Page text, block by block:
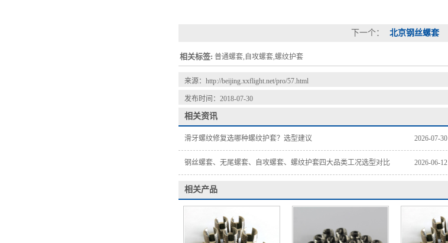
下一个： 北京钢丝螺套
相关标签: 普通螺套,自攻螺套,螺纹护套
来源： http://beijing.xxflight.net/pro/57.html
发布时间：2018-07-30
相关资讯
2026-07-30
滑牙螺纹修复选哪种螺纹护套？选型建议
2026-06-12
钢丝螺套、无尾螺套、自攻螺套、螺纹护套四大品类工况选型对比
相关产品